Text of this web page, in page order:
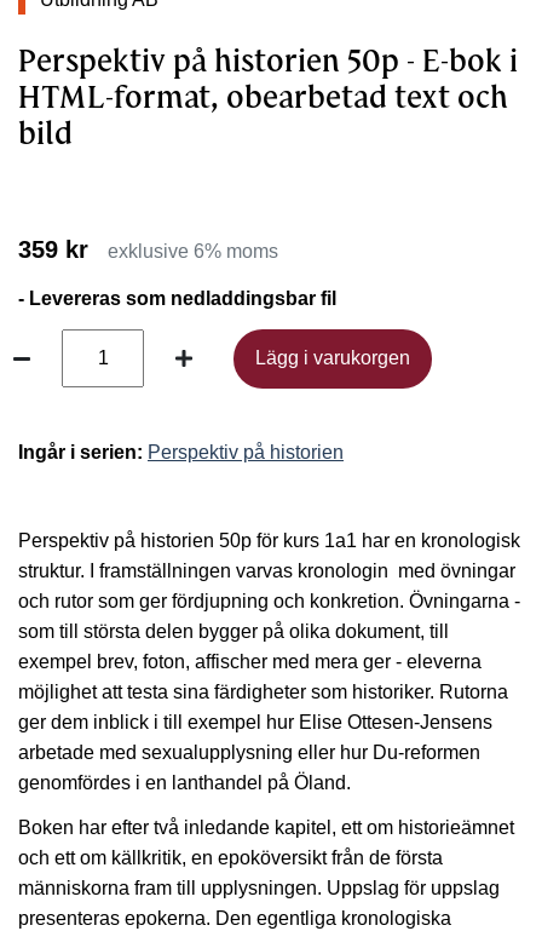
Perspektiv på historien 50p - E-bok i
HTML-format, obearbetad text och
bild
359 kr exklusive 6% moms
- Levereras som nedladdingsbar fil
Lägg i varukorgen
Lägg i varukorgen
Ingår i serien: Perspektiv på historien
Perspektiv på historien 50p för kurs 1a1 har en kronologisk
struktur. I framställningen varvas kronologin med övningar
och rutor som ger fördjupning och konkretion. Övningarna -
som till största delen bygger på olika dokument, till
exempel brev, foton, affischer med mera ger - eleverna
möjlighet att testa sina färdigheter som historiker. Rutorna
ger dem inblick i till exempel hur Elise Ottesen-Jensens
arbetade med sexualupplysning eller hur Du-reformen
genomfördes i en lanthandel på Öland.
Boken har efter två inledande kapitel, ett om historieämnet
och ett om källkritik, en epoköversikt från de första
människorna fram till upplysningen. Uppslag för uppslag
presenteras epokerna. Den egentliga kronologiska